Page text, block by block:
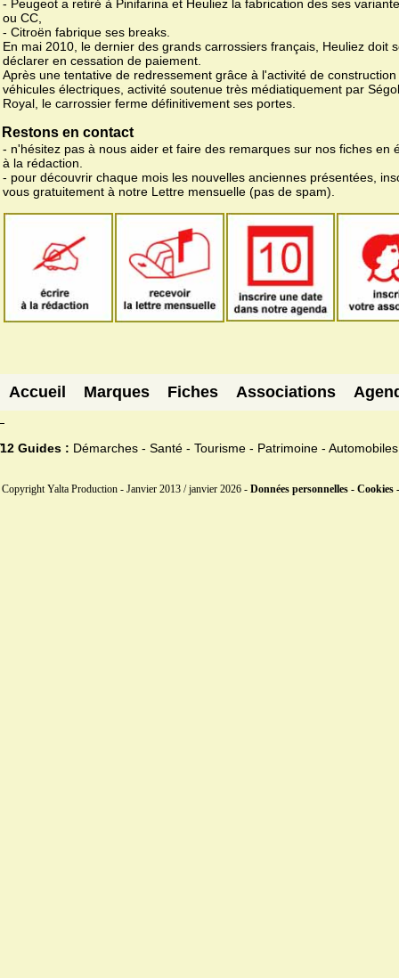
- Peugeot a retiré à Pinifarina et Heuliez la fabrication des ses
ou CC,
- Citroën fabrique ses breaks.
En mai 2010, le dernier des grands carrossiers français, Heuliez doit
déclarer en cessation de paiement.
Après une tentative de redressement grâce à l'activité de construction
véhicules électriques, activité soutenue très médiatiquement par
Royal, le carrossier ferme définitivement ses portes.
Restons en contact
- n'hésitez pas à nous aider et faire des remarques sur nos fiches en
à la rédaction.
- pour découvrir chaque mois les nouvelles anciennes présentées,
vous gratuitement à notre Lettre mensuelle (pas de spam).
Accueil Marques Fiches Associations
12 Guides : Démarches - Santé - Tourisme - Patrimoine - Automobiles
Copyright Yalta Production - Janvier 2013 / janvier 2026 - Données personnelles - Cookies